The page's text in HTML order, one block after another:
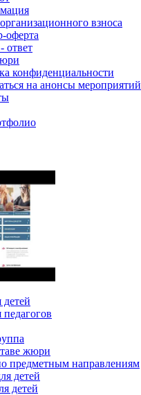
взноса
оферта
ответ
конфиденциальности
на анонсы мероприятий
жюри
предметным направлениям
детей
детей